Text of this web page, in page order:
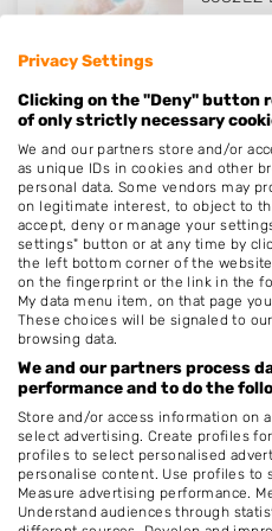
Hand-
Acacia
5682EA
Op 17,01
Bocura
5141BS
Op 17,25
Privacy Settings
Clicking on the "Deny"
of only strictly necessary
We and our partners store and/or
as unique IDs in cookies and other
personal data. Some vendors may
on legitimate interest, to object to
accept, deny or manage your
settings" button or at any time by
the left bottom corner of the
on the fingerprint or the link in the
My data menu item, on that page
These choices will be signaled to
browsing data.
We and our partners process
performance and to do the
Store and/or access information on
select advertising. Create profiles
profiles to select personalised
personalise content. Use profiles to
Measure advertising performance.
Understand audiences through